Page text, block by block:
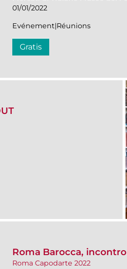
01/01/2022
Evénement|Réunions
Gratis
Roma Barocca,
Roma Capodarte 2022